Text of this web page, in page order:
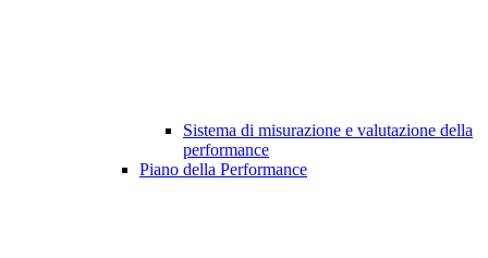
Sistema di misurazione e valutazione della
performance
Piano della Performance